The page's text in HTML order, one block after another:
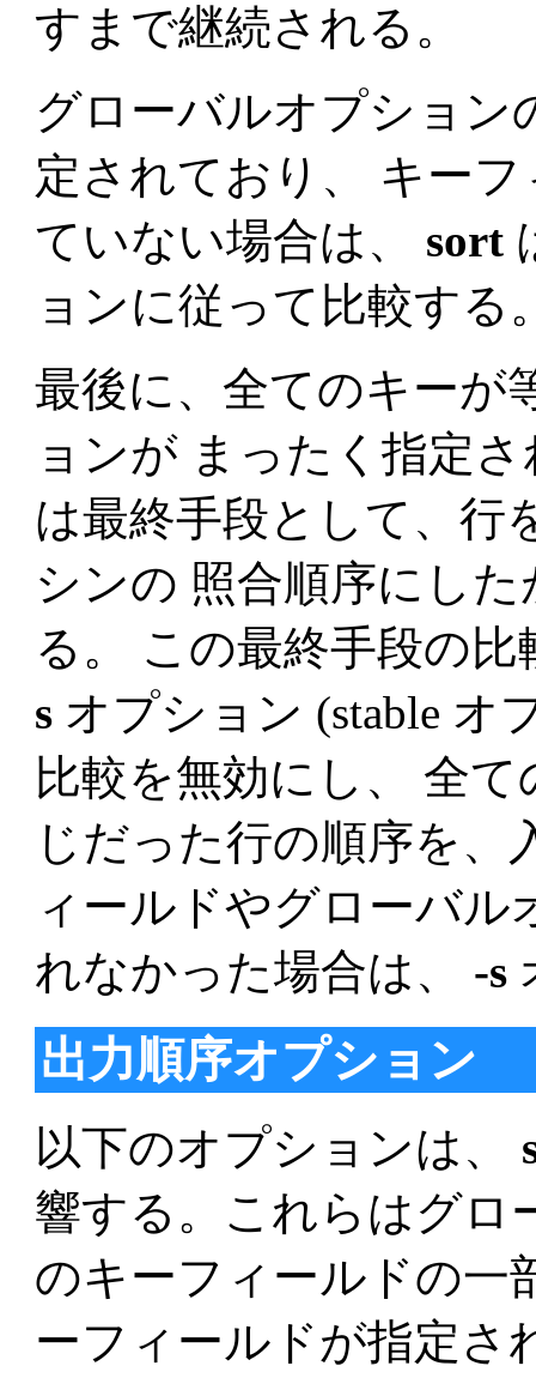
すまで継続される。
グローバルオプション
定されており、 キー
ていない場合は、 sort
ョンに従って比較する
最後に、全てのキーが
ョンが まったく指定
は最終手段として、行
シンの 照合順序にし
る。 この最終手段の
s オプション (stable オ
比較を無効にし、 全
じだった行の順序を、
ィールドやグローバ
れなかった場合は、 -s
出力順序オプション
以下のオプションは、
響する。これらはグロ
のキーフィールドの一
ーフィールドが指定さ